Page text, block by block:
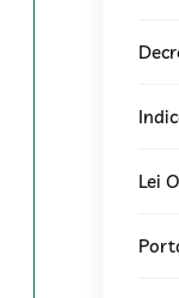
Lei